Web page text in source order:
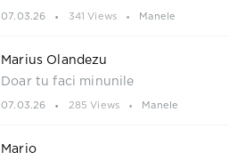
07.03.26 341 Views Manele
Marius Olandezu
Doar tu faci minunile
07.03.26 285 Views Manele
Mario